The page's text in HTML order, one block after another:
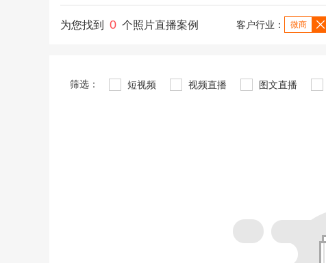
为您找到 0 个照片直播案例 客户行业： 微商
筛选： 短视频 视频直播 图文直播